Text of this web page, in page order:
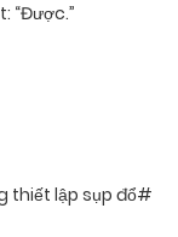
“Được.”
thiết lập sụp đổ#